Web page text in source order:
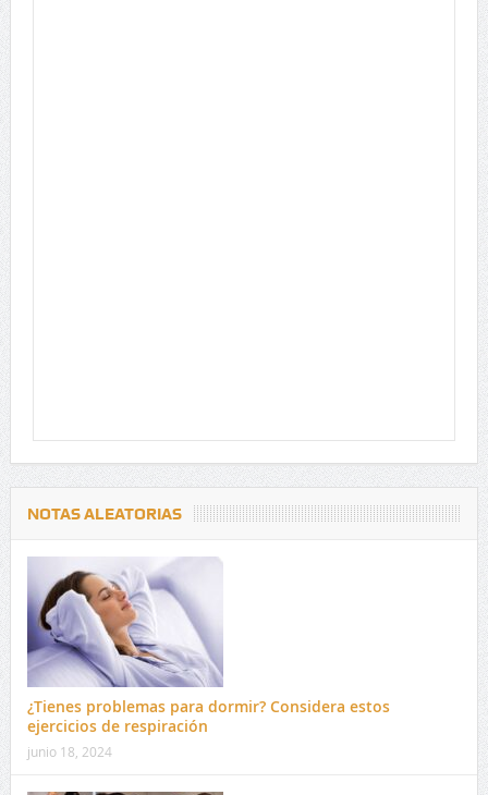
NOTAS ALEATORIAS
¿Tienes problemas para dormir? Considera estos
ejercicios de respiración
junio 18, 2024